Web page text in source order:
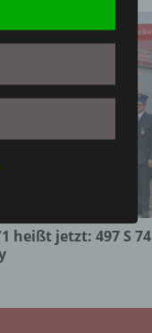
heißt jetzt: 497 S 74